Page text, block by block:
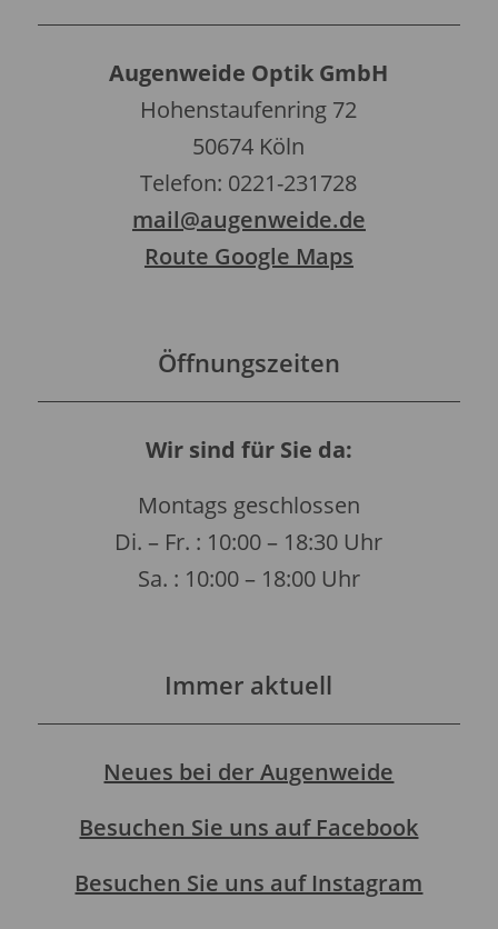
Augenweide Optik GmbH
Hohenstaufenring 72
50674 Köln
Telefon: 0221-231728
mail@augenweide.de
Route Google Maps
Öffnungszeiten
Wir sind für Sie da:
Montags geschlossen
Di. – Fr. : 10:00 – 18:30 Uhr
Sa. : 10:00 – 18:00 Uhr
Immer aktuell
Neues bei der Augenweide
Besuchen Sie uns auf Facebook
Besuchen Sie uns auf Instagram